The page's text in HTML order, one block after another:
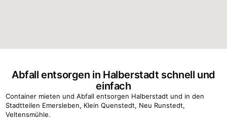
Abfall entsorgen in Halberstadt schnell und
einfach
Container mieten und Abfall entsorgen Halberstadt und in den
Stadtteilen Emersleben, Klein Quenstedt, Neu Runstedt,
Veltensmühle.